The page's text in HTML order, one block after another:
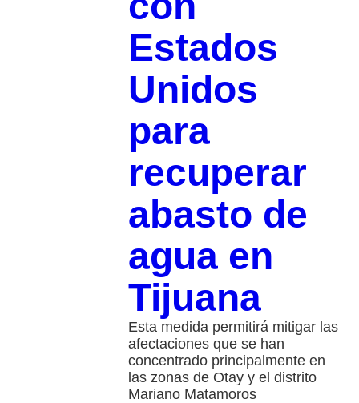
Estados
Unidos
para
recuperar
abasto de
agua en
Tijuana
Esta medida permitirá mitigar las
afectaciones que se han
concentrado principalmente en
las zonas de Otay y el distrito
Mariano Matamoros